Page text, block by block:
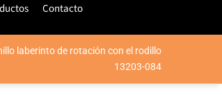
Contacto
laberinto de rotación con el rodillo
13203-084